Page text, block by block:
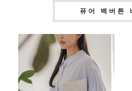
퓨어 백버튼